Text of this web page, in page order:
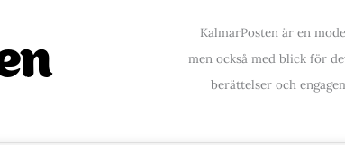
KalmarPosten är en
men också med blick för
berättelser och